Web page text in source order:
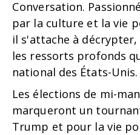
Conversation.
par la culture et la vie
il s'attache à
les ressorts profonds
national des États-Unis.
Les élections de mi-
marqueront un
Trump et pour la vie